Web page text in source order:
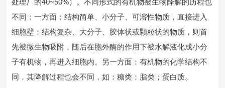
不同：一方面：结构简单、小分子、可溶性物质，直接进入
细胞壁；结构复杂、大分子、胶体状或颗粒状的物质，则首
先被微生物吸附，随后在胞外酶的作用下被水解液化成小分
子有机物，再进入细胞内。另一方面：有机物的化学结构不
同，其降解过程也会不同，如：糖类；脂类；蛋白质。